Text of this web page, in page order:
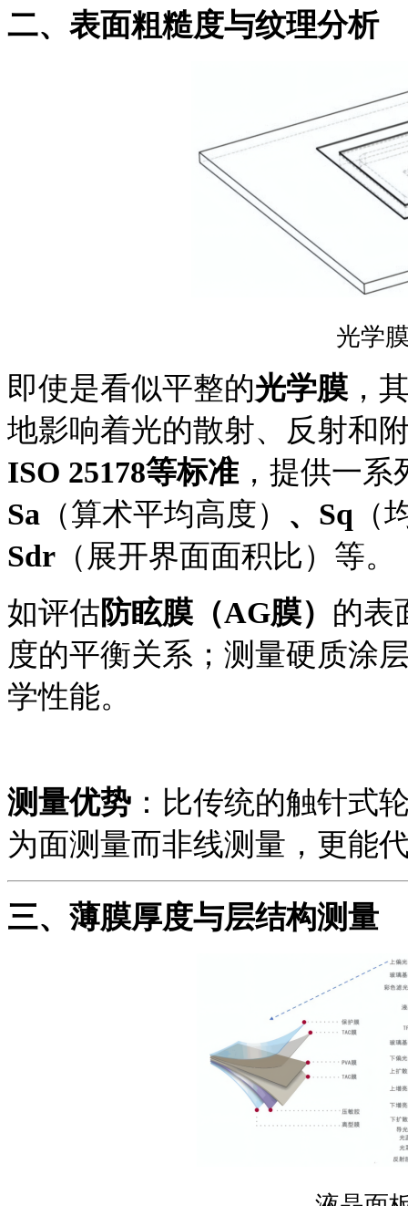
二、 表面粗糙度与纹理分析
光学
即使是看似平整的光学膜 ，
地影响着光的散射、反射和
ISO 25178等标准，提供一系
Sa （算术平均高度） 、 Sq （
Sdr （展开界面面积比） 等。
如评估防眩膜（AG膜） 的表
度的平衡关系；测量硬质涂
学性能。
测量优势 ：比传统的触针式
为面测量而非线测量，更能
三、 薄膜厚度与层结构测量